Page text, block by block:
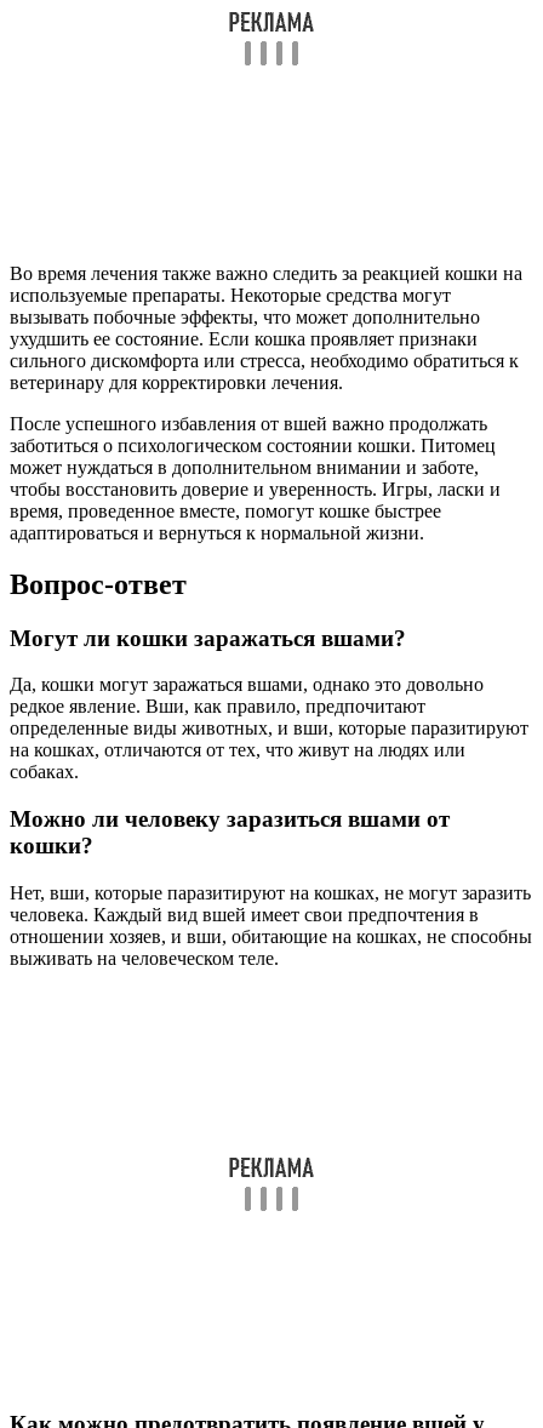
Во время лечения также важно следить за реакцией кошки на
используемые препараты. Некоторые средства могут
вызывать побочные эффекты, что может дополнительно
ухудшить ее состояние. Если кошка проявляет признаки
сильного дискомфорта или стресса, необходимо обратиться к
ветеринару для корректировки лечения.
После успешного избавления от вшей важно продолжать
заботиться о психологическом состоянии кошки. Питомец
может нуждаться в дополнительном внимании и заботе,
чтобы восстановить доверие и уверенность. Игры, ласки и
время, проведенное вместе, помогут кошке быстрее
адаптироваться и вернуться к нормальной жизни.
Вопрос-ответ
Могут ли кошки заражаться вшами?
Да, кошки могут заражаться вшами, однако это довольно
редкое явление. Вши, как правило, предпочитают
определенные виды животных, и вши, которые паразитируют
на кошках, отличаются от тех, что живут на людях или
собаках.
Можно ли человеку заразиться вшами от
кошки?
Нет, вши, которые паразитируют на кошках, не могут заразить
человека. Каждый вид вшей имеет свои предпочтения в
отношении хозяев, и вши, обитающие на кошках, не способны
выживать на человеческом теле.